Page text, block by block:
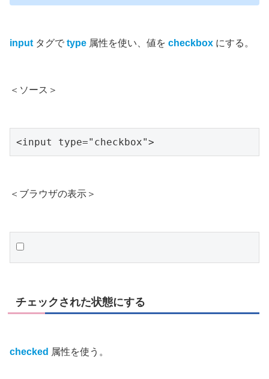
input タグで type 属性を使い、値を checkbox にする。
＜ソース＞
<input type="checkbox">
＜ブラウザの表示＞
チェックされた状態にする
checked 属性を使う。